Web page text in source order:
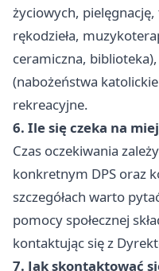
życiowych,
rękodzieła,
ceramiczna,
(nabożeństwa
rekreacyjne.
6. Ile się czeka na
Czas oczekiwania
konkretnym DPS oraz
szczegółach warto
pomocy społecznej
kontaktując się z
7. Jak skontaktować